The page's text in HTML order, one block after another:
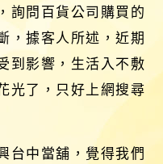
詢問百貨公司購買的
，據客人所述，近期
到影響，生活入不敷
光了，只好上網搜尋
台中當舖，覺得我們